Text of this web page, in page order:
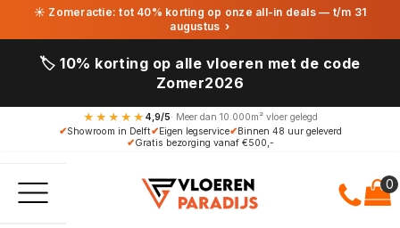
☀ Zomeractie: tot 40% korting op onze all-in deals — t/m 31
augustus ›
🏷️ 10% korting op alle vloeren met de code
Zomer2026
★★★★★ 4,9/5· Meer dan 10.000m² vloer gelegd
✔Showroom in Delft✔Eigen legservice✔Binnen 48 uur geleverd
✔Gratis bezorging vanaf €500,-